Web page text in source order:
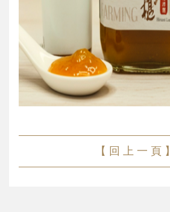
【 回 上 一 頁 】